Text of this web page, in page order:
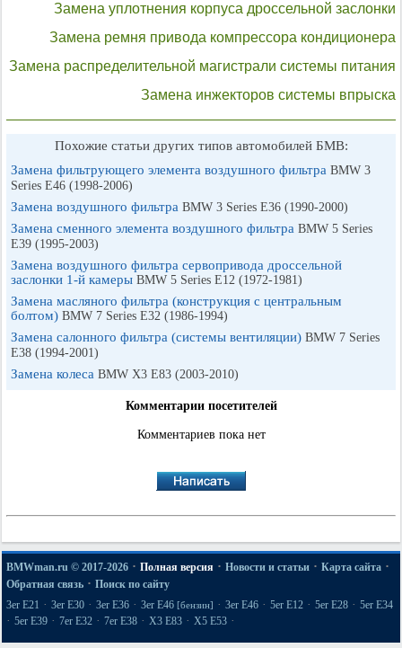
Замена уплотнения корпуса дроссельной заслонки
Замена ремня привода компрессора кондиционера
Замена распределительной магистрали системы питания
Замена инжекторов системы впрыска
Похожие статьи других типов автомобилей БМВ:
Замена фильтрующего элемента воздушного фильтра BMW 3
Series E46 (1998-2006)
Замена воздушного фильтра BMW 3 Series E36 (1990-2000)
Замена сменного элемента воздушного фильтра BMW 5 Series
E39 (1995-2003)
Замена воздушного фильтра сервопривода дроссельной
заслонки 1-й камеры BMW 5 Series E12 (1972-1981)
Замена масляного фильтра (конструкция с центральным
болтом) BMW 7 Series E32 (1986-1994)
Замена салонного фильтра (системы вентиляции) BMW 7 Series
E38 (1994-2001)
Замена колеса BMW X3 E83 (2003-2010)
Комментарии посетителей
Комментариев пока нет
BMWman.ru © 2017-2026 · Полная версия · Новости и статьи · Карта сайта ·
Обратная связь · Поиск по сайту
3er E21 · 3er E30 · 3er E36 · 3er E46 [бензин] · 3er E46 · 5er E12 · 5er E28 · 5er E34
· 5er E39 · 7er E32 · 7er E38 · X3 E83 · X5 E53 ·